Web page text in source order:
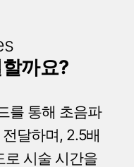
까요?
를 통해 초음파
달하며, 2.5배
로 시술 시간을